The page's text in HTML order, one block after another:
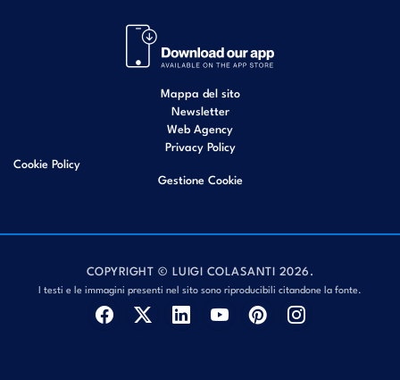
Mappa del sito
Newsletter
Web Agency
Privacy Policy
Cookie Policy
Gestione Cookie
COPYRIGHT © LUIGI COLASANTI 2026.
I testi e le immagini presenti nel sito sono riproducibili citandone la fonte.